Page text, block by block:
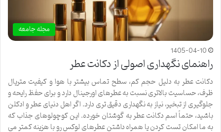
مجله جامعه
1405-04-10
راهنمای نگهداری اصولی از دکانت عطر
دکانت عطر به دلیل حجم کم، سطح تماس بیشتر با هوا و کیفیت متریال
ظرف، حساسیت بالاتری نسبت به عطرهای اورجینال دارد و برای حفظ رایحه و
جلوگیری از تبخیر، نیاز به نگهداری دقیق تری دارد. اگر اهل دنیای عطر و ادکلن
باشید، حتماً اسم دکانت عطر به گوشتان خورده. این کوچولوهای جذاب که
به ما امکان تست کردن یا همراه داشتن عطرهای لوکس رو با هزینه کمتر می